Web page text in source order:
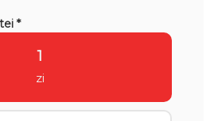
*
1
zi